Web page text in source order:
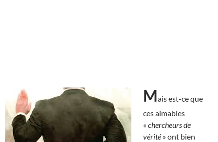
Mais est-ce que
ces aimables
« chercheurs de
vérité » ont bien